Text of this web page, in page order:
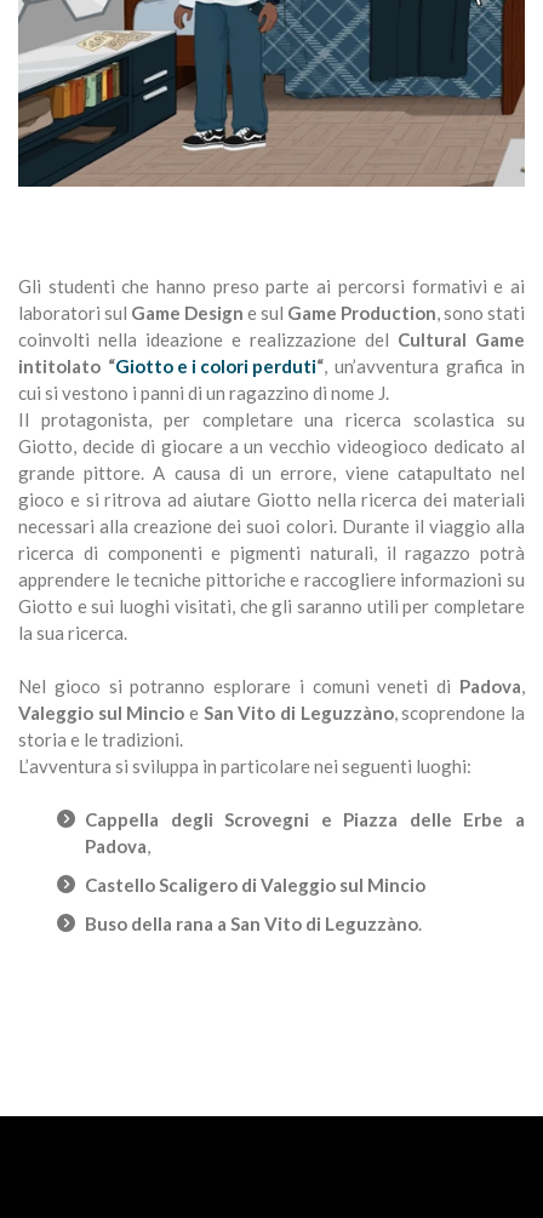
Gli studenti che hanno preso parte ai percorsi formativi e ai
laboratori sul Game Design e sul Game Production, sono stati
coinvolti nella ideazione e realizzazione del Cultural Game
intitolato “Giotto e i colori perduti“, un’avventura grafica in
cui si vestono i panni di un ragazzino di nome J.
Il protagonista, per completare una ricerca scolastica su
Giotto, decide di giocare a un vecchio videogioco dedicato al
grande pittore. A causa di un errore, viene catapultato nel
gioco e si ritrova ad aiutare Giotto nella ricerca dei materiali
necessari alla creazione dei suoi colori. Durante il viaggio alla
ricerca di componenti e pigmenti naturali, il ragazzo potrà
apprendere le tecniche pittoriche e raccogliere informazioni su
Giotto e sui luoghi visitati, che gli saranno utili per completare
la sua ricerca.
Nel gioco si potranno esplorare i comuni veneti di Padova,
Valeggio sul Mincio e San Vito di Leguzzàno, scoprendone la
storia e le tradizioni.
L’avventura si sviluppa in particolare nei seguenti luoghi:
Cappella degli Scrovegni e Piazza delle Erbe a
Padova,
Castello Scaligero di Valeggio sul Mincio
Buso della rana a San Vito di Leguzzàno.